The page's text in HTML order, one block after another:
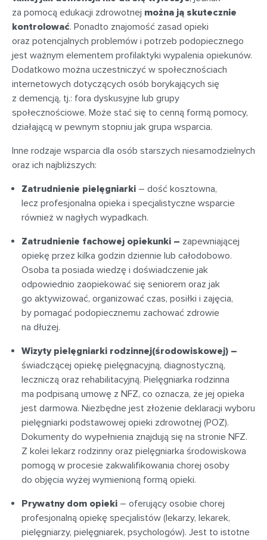
za pomocą edukacji zdrowotnej można ją skutecznie
kontrolować. Ponadto znajomość zasad opieki
oraz potencjalnych problemów i potrzeb podopiecznego
jest ważnym elementem profilaktyki wypalenia opiekunów.
Dodatkowo można uczestniczyć w społecznościach
internetowych dotyczących osób borykających się
z demencją, tj.: fora dyskusyjne lub grupy
społecznościowe. Może stać się to cenną formą pomocy,
działającą w pewnym stopniu jak grupa wsparcia.
Inne rodzaje wsparcia dla osób starszych niesamodzielnych
oraz ich najbliższych:
Zatrudnienie pielęgniarki – dość kosztowna,
lecz profesjonalna opieka i specjalistyczne wsparcie
również w nagłych wypadkach.
Zatrudnienie fachowej opiekunki – zapewniającej
opiekę przez kilka godzin dziennie lub całodobowo.
Osoba ta posiada wiedzę i doświadczenie jak
odpowiednio zaopiekować się seniorem oraz jak
go aktywizować, organizować czas, posiłki i zajęcia,
by pomagać podopiecznemu zachować zdrowie
na dłużej.
Wizyty pielęgniarki rodzinnej(środowiskowej) –
świadczącej opiekę pielęgnacyjną, diagnostyczną,
leczniczą oraz rehabilitacyjną. Pielęgniarka rodzinna
ma podpisaną umowę z NFZ, co oznacza, że jej opieka
jest darmowa. Niezbędne jest złożenie deklaracji wyboru
pielęgniarki podstawowej opieki zdrowotnej (POZ).
Dokumenty do wypełnienia znajdują się na stronie NFZ.
Z kolei lekarz rodzinny oraz pielęgniarka środowiskowa
pomogą w procesie zakwalifikowania chorej osoby
do objęcia wyżej wymienioną formą opieki.
Prywatny dom opieki – oferujący osobie chorej
profesjonalną opiekę specjalistów (lekarzy, lekarek,
pielęgniarzy, pielęgniarek, psychologów). Jest to istotne